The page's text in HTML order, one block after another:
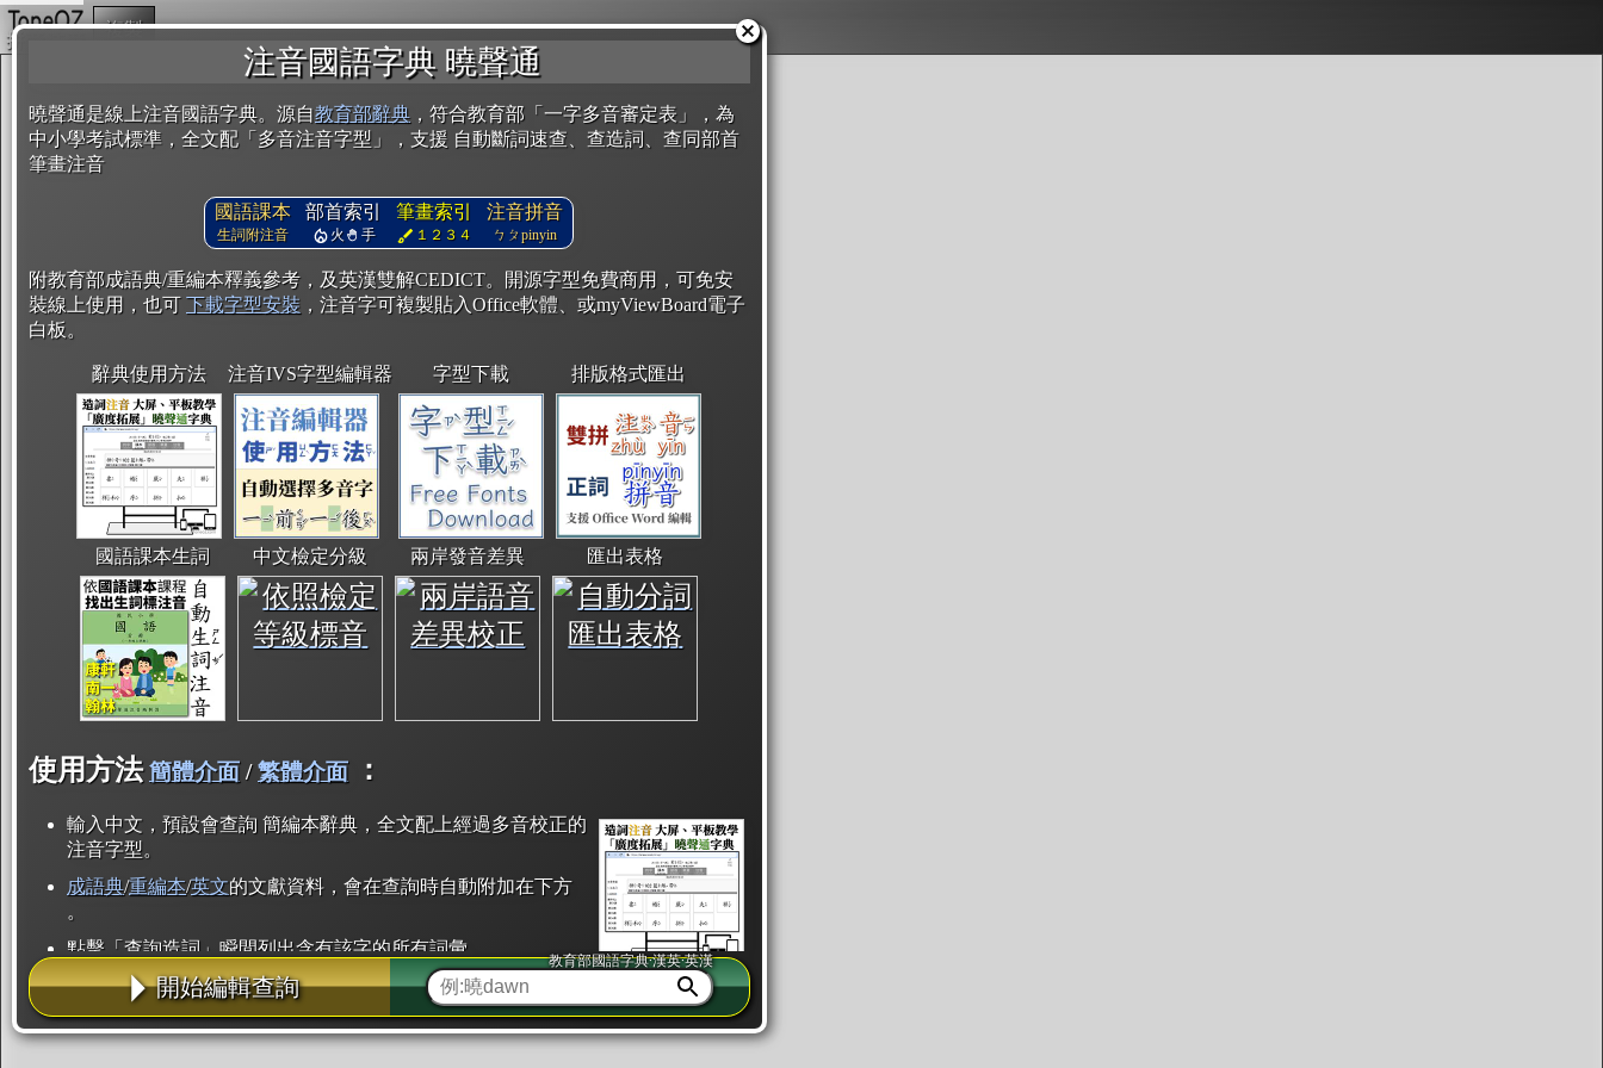
注音國語字典 曉聲通
曉聲通是線上注音國語字典。源自教育部辭典 ，符合教育部「一字多音審定表」，為
中小學考試標準，全文配「多音注音字型」，支援 自動斷詞速查、查造詞、查同部首
筆畫注音
國語課本
生詞附注音
部首索引
火 手
筆畫索引
１２３４
注音拼音
ㄅㄆpinyin
附教育部成語典/重編本釋義參考，及英漢雙解CEDICT。開源字型免費商用，可免安
裝線上使用，也可 下載字型安裝 ，注音字可複製貼入Office軟體、或myViewBoard電子
白板。
辭典使用方法 注音IVS字型編輯器 字型下載 排版格式匯出
國語課本生詞 中文檢定分級 兩岸發音差異 匯出表格
使用方法 簡體介面/繁體介面 ：
輸入中文，預設會查詢 簡編本辭典，全文配上經過多音校正的
注音字型。
成語典/重編本/英文的文獻資料，會在查詢時自動附加在下方
。
點擊「查詢造詞」瞬間列出含有該字的所有詞彙。
點「部首」瞬間列出所有「同部首字」。也支援查詢「同注音」或「同筆畫」。
辭典解釋的全文都經過自動斷詞，點擊便可瞬間「連續查詢」此字詞的解釋，不
用手動重複輸入。
開始編輯查詢
教育部國語字典·漢英·英漢
複製